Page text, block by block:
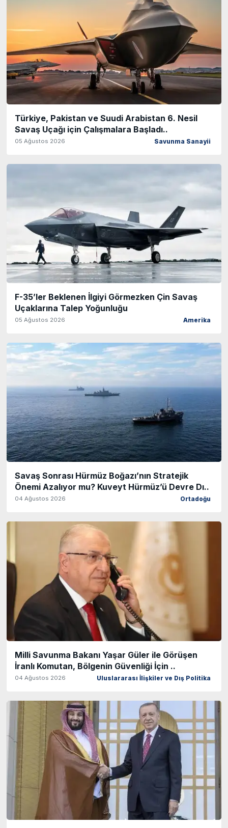
Türkiye, Pakistan ve Suudi Arabistan 6. Nesil
Savaş Uçağı için Çalışmalara Başladı..
05 Ağustos 2026 Savunma Sanayii
F-35’ler Beklenen İlgiyi Görmezken Çin Savaş
Uçaklarına Talep Yoğunluğu
05 Ağustos 2026 Amerika
Savaş Sonrası Hürmüz Boğazı’nın Stratejik
Önemi Azalıyor mu? Kuveyt Hürmüz’ü Devre Dı..
04 Ağustos 2026 Ortadoğu
Milli Savunma Bakanı Yaşar Güler ile Görüşen
İranlı Komutan, Bölgenin Güvenliği İçin ..
04 Ağustos 2026 Uluslararası İlişkiler ve Dış Politika